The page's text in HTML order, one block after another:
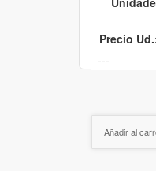
Precio
Añadir al